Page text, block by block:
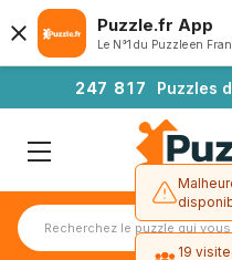
247 81 7 Puzzles
Puzzle.fr App
Le N°1 du Puzzle en
19